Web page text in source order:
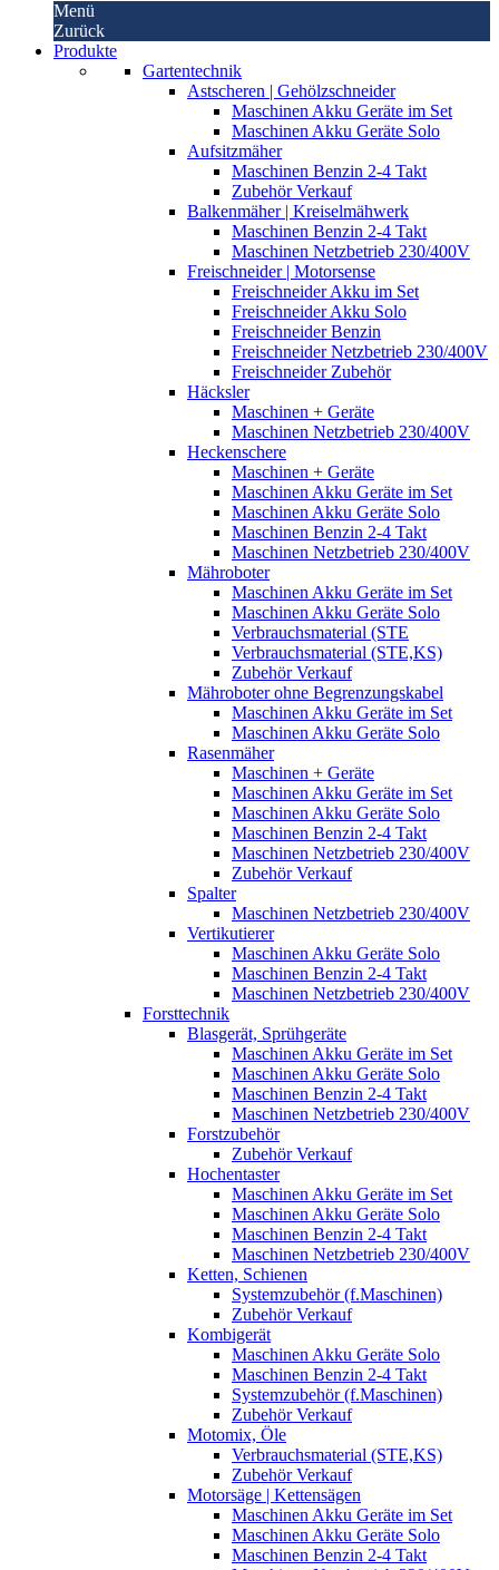
Menü
Zurück
Produkte
Gartentechnik
Astscheren | Gehölzschneider
Maschinen Akku Geräte im Set
Maschinen Akku Geräte Solo
Aufsitzmäher
Maschinen Benzin 2-4 Takt
Zubehör Verkauf
Balkenmäher | Kreiselmähwerk
Maschinen Benzin 2-4 Takt
Maschinen Netzbetrieb 230/400V
Freischneider | Motorsense
Freischneider Akku im Set
Freischneider Akku Solo
Freischneider Benzin
Freischneider Netzbetrieb 230/400V
Freischneider Zubehör
Häcksler
Maschinen + Geräte
Maschinen Netzbetrieb 230/400V
Heckenschere
Maschinen + Geräte
Maschinen Akku Geräte im Set
Maschinen Akku Geräte Solo
Maschinen Benzin 2-4 Takt
Maschinen Netzbetrieb 230/400V
Mähroboter
Maschinen Akku Geräte im Set
Maschinen Akku Geräte Solo
Verbrauchsmaterial (STE
Verbrauchsmaterial (STE,KS)
Zubehör Verkauf
Mähroboter ohne Begrenzungskabel
Maschinen Akku Geräte im Set
Maschinen Akku Geräte Solo
Rasenmäher
Maschinen + Geräte
Maschinen Akku Geräte im Set
Maschinen Akku Geräte Solo
Maschinen Benzin 2-4 Takt
Maschinen Netzbetrieb 230/400V
Zubehör Verkauf
Spalter
Maschinen Netzbetrieb 230/400V
Vertikutierer
Maschinen Akku Geräte Solo
Maschinen Benzin 2-4 Takt
Maschinen Netzbetrieb 230/400V
Forsttechnik
Blasgerät, Sprühgeräte
Maschinen Akku Geräte im Set
Maschinen Akku Geräte Solo
Maschinen Benzin 2-4 Takt
Maschinen Netzbetrieb 230/400V
Forstzubehör
Zubehör Verkauf
Hochentaster
Maschinen Akku Geräte im Set
Maschinen Akku Geräte Solo
Maschinen Benzin 2-4 Takt
Maschinen Netzbetrieb 230/400V
Ketten, Schienen
Systemzubehör (f.Maschinen)
Zubehör Verkauf
Kombigerät
Maschinen Akku Geräte Solo
Maschinen Benzin 2-4 Takt
Systemzubehör (f.Maschinen)
Zubehör Verkauf
Motomix, Öle
Verbrauchsmaterial (STE,KS)
Zubehör Verkauf
Motorsäge | Kettensägen
Maschinen Akku Geräte im Set
Maschinen Akku Geräte Solo
Maschinen Benzin 2-4 Takt